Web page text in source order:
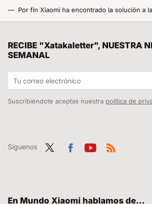
RECIBE "Xatakaletter", NUESTRA
SEMANAL
Suscribiéndote aceptas nuestra política de
Síguenos
En Mundo Xiaomi hablamos de...